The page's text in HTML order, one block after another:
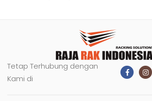
Tetap Terhubung dengan
Kami di